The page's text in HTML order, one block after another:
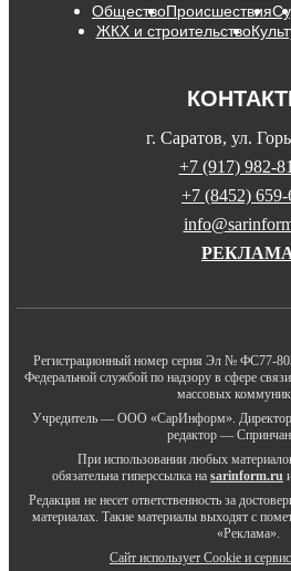
ОбществоПроисшествия
ЖКХ и строительство
г. Саратов, ул.
+7 (917) 982-
+7 (8452) 659-
Регистрационный номер серия Эл № ФС77-
Федеральной службой по надзору в сфере
массовых
Учредитель — ООО «СарИнформ».
редактор —
При использовании любых
обязательна гиперссылка на sarinform.ru
Редакция не несет ответственность за
материалах. Такие материалы выходят с
«Реклама».
Сайт использует Cookie и